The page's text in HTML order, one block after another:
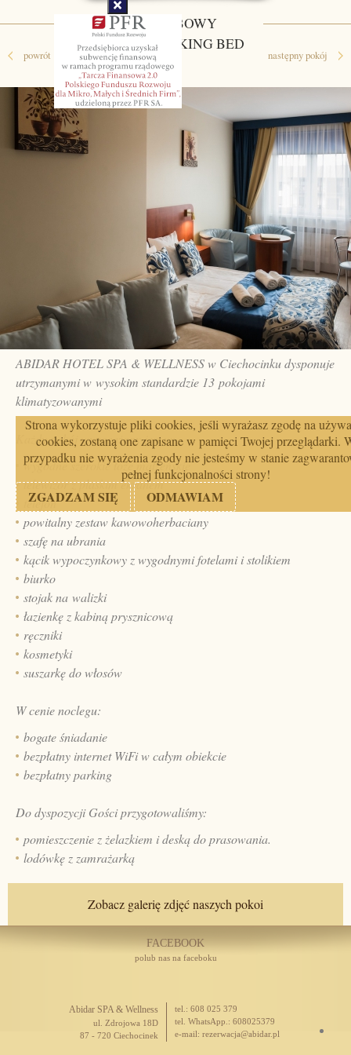
2-OSOBOWY
COMFORT KING BED
powrót następny pokój
ABIDAR HOTEL SPA & WELLNESS w Ciechocinku dysponuje
utrzymanymi w wysokim standardzie 13 pokojami
klimatyzowanymi
Każdy pokój wyposażony jest w:
wygodne szerokie łoże małżeńskie
telewizor z płaskim ekranem
telefon
powitalny zestaw kawowoherbaciany
szafę na ubrania
kącik wypoczynkowy z wygodnymi fotelami i stolikiem
biurko
stojak na walizki
łazienkę z kabiną prysznicową
ręczniki
kosmetyki
suszarkę do włosów
W cenie noclegu:
bogate śniadanie
bezpłatny internet WiFi w całym obiekcie
bezpłatny parking
Do dyspozycji Gości przygotowaliśmy:
pomieszczenie z żelazkiem i deską do prasowania.
lodówkę z zamrażarką
Zobacz galerię zdjęć naszych pokoi
FACEBOOK
polub nas na faceboku
Abidar SPA & Wellness
ul. Zdrojowa 18D
87 - 720 Ciechocinek
tel.: 608 025 379
tel. WhatsApp.: 608025379
e-mail: rezerwacja@abidar.pl
Strona wykorzystuje pliki cookies, jeśli wyrażasz zgodę na
cookies, zostaną one zapisane w pamięci Twojej przeglądarki.
przypadku nie wyrażenia zgody nie jesteśmy w stanie
pełnej funkcjonalności strony!
ZGADZAM SIĘ ODMAWIAM